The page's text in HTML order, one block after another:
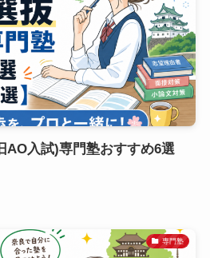
AO入試)専門塾おすすめ6選
専門塾